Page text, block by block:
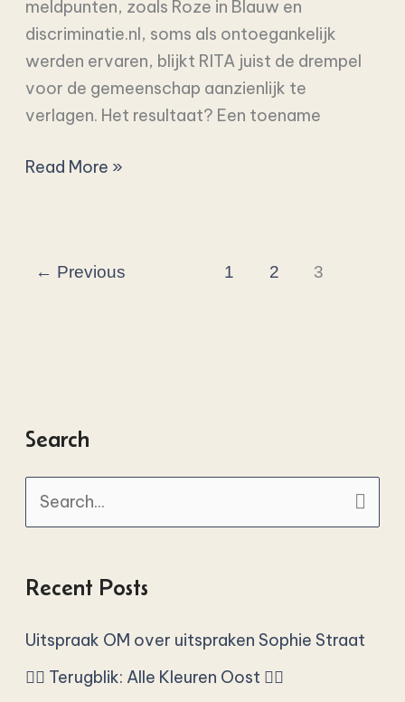
meldpunten, zoals Roze in Blauw en
discriminatie.nl, soms als ontoegankelijk
werden ervaren, blijkt RITA juist de drempel
voor de gemeenschap aanzienlijk te
verlagen. Het resultaat? Een toename
Read More »
← Previous 1 2 3
Search
c
h
Recent Posts
Uitspraak OM over uitspraken Sophie Straat
🏳️‍🌈 Terugblik: Alle Kleuren Oost 🏳️‍🌈